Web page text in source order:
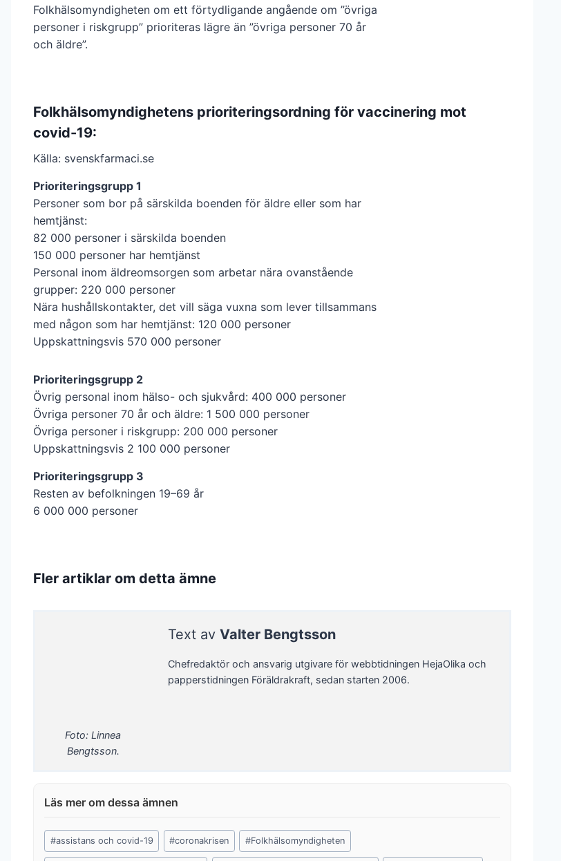
Folkhälsomyndigheten om ett förtydligande angående om ”övriga
personer i riskgrupp” prioriteras lägre än ”övriga personer 70 år
och äldre”.
Folkhälsomyndighetens prioriteringsordning för vaccinering mot
covid-19:
Källa: svenskfarmaci.se
Prioriteringsgrupp 1
Personer som bor på särskilda boenden för äldre eller som har
hemtjänst:
82 000 personer i särskilda boenden
150 000 personer har hemtjänst
Personal inom äldreomsorgen som arbetar nära ovanstående
grupper: 220 000 personer
Nära hushållskontakter, det vill säga vuxna som lever tillsammans
med någon som har hemtjänst: 120 000 personer
Uppskattningsvis 570 000 personer
Prioriteringsgrupp 2
Övrig personal inom hälso- och sjukvård: 400 000 personer
Övriga personer 70 år och äldre: 1 500 000 personer
Övriga personer i riskgrupp: 200 000 personer
Uppskattningsvis 2 100 000 personer
Prioriteringsgrupp 3
Resten av befolkningen 19–69 år
6 000 000 personer
Fler artiklar om detta ämne
Foto: Linnea
Bengtsson.
Text av Valter Bengtsson
Chefredaktör och ansvarig utgivare för webbtidningen HejaOlika och
papperstidningen Föräldrakraft, sedan starten 2006.
Post
Tags:
#assistans och covid-19 #coronakrisen #Folkhälsomyndigheten